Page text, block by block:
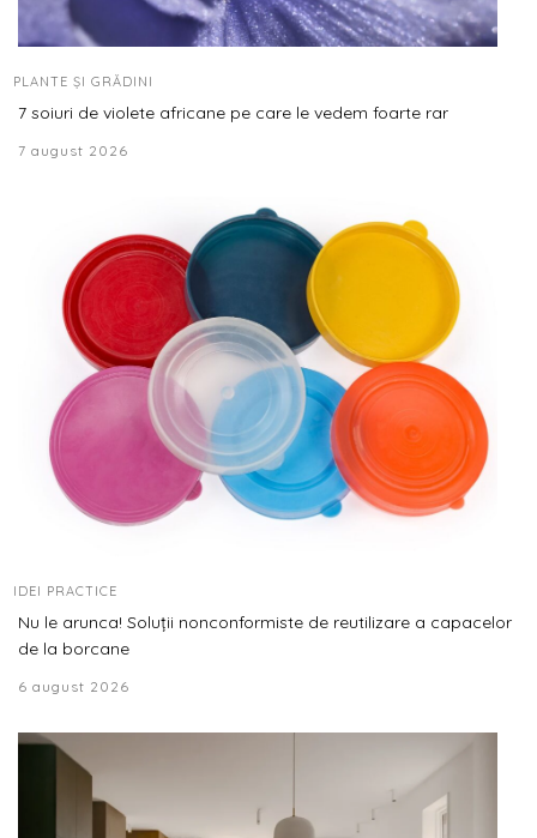
PLANTE ȘI GRĂDINI
7 soiuri de violete africane pe care le vedem foarte rar
7 august 2026
IDEI PRACTICE
Nu le arunca! Soluții nonconformiste de reutilizare a capacelor
de la borcane
6 august 2026